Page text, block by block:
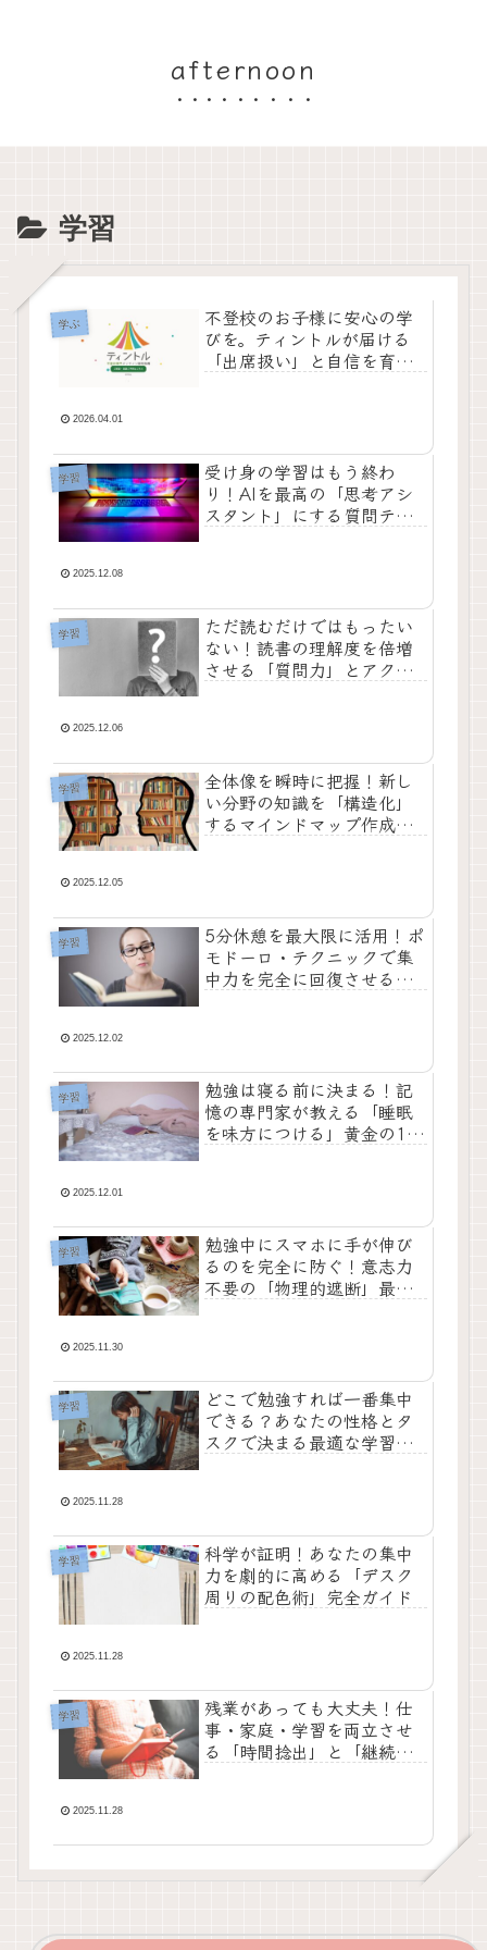
afternoon
学習
学ぶ
不登校のお子様に安心の学
びを。ティントルが届ける
「出席扱い」と自信を育む
2026.04.01
学習
受け身の学習はもう終わ
り！AIを最高の「思考アシ
スタント」にする質問テク
2025.12.08
学習
ただ読むだけではもったい
ない！読書の理解度を倍増
させる「質問力」とアクテ
2025.12.06
学習
全体像を瞬時に把握！新し
い分野の知識を「構造化」
するマインドマップ作成ス
2025.12.05
学習
5分休憩を最大限に活用！ポ
モドーロ・テクニックで集
中力を完全に回復させる科
2025.12.02
学習
勉強は寝る前に決まる！記
憶の専門家が教える「睡眠
を味方につける」黄金の15
2025.12.01
学習
勉強中にスマホに手が伸び
るのを完全に防ぐ！意志力
不要の「物理的遮断」最強
2025.11.30
学習
どこで勉強すれば一番集中
できる？あなたの性格とタ
スクで決まる最適な学習場
2025.11.28
学習
科学が証明！あなたの集中
力を劇的に高める「デスク
周りの配色術」完全ガイド
2025.11.28
学習
残業があっても大丈夫！仕
事・家庭・学習を両立させ
る「時間捻出」と「継続
2025.11.28